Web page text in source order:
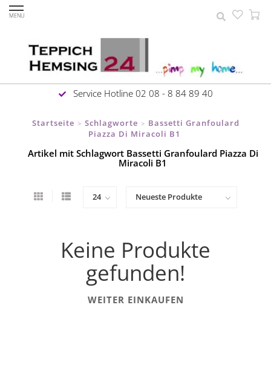
MENU
Service Hotline 02 08 - 8 84 89 40
Startseite > Schlagworte > Bassetti Granfoulard
Piazza Di Miracoli B1
Artikel mit Schlagwort Bassetti Granfoulard Piazza Di
Miracoli B1
Keine Produkte
gefunden!
WEITER EINKAUFEN